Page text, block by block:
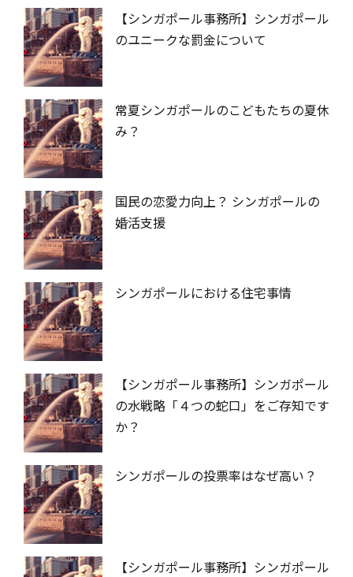
【シンガポール事務所】シンガポール
のユニークな罰金について
常夏シンガポールのこどもたちの夏休
み？
国民の恋愛力向上？ シンガポールの
婚活支援
シンガポールにおける住宅事情
【シンガポール事務所】シンガポール
の水戦略「４つの蛇口」をご存知です
か？
シンガポールの投票率はなぜ高い？
【シンガポール事務所】シンガポール